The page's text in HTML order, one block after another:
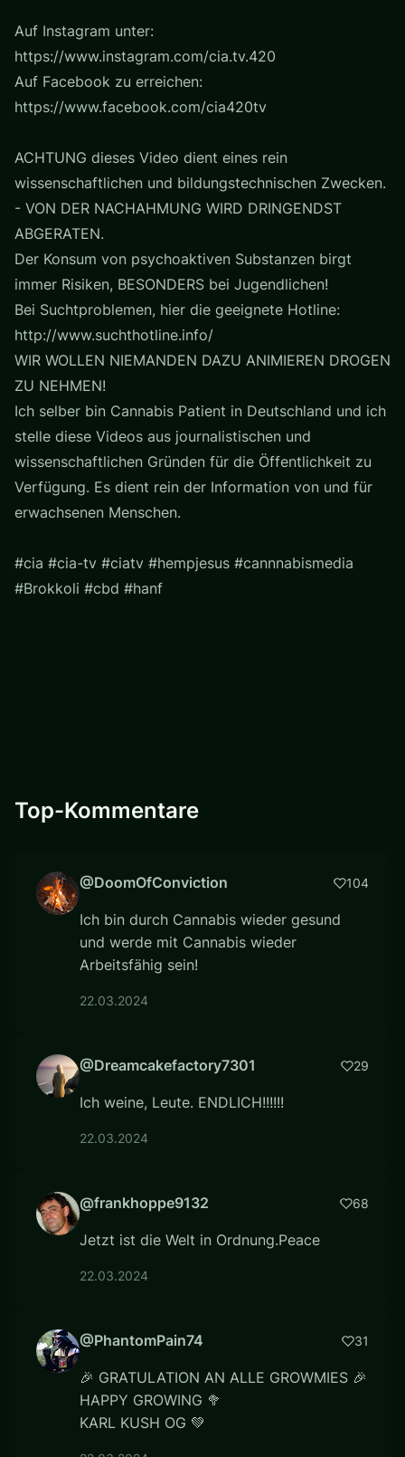
Auf Instagram unter:
https://www.instagram.com/cia.tv.420
Auf Facebook zu erreichen:
https://www.facebook.com/cia420tv
ACHTUNG dieses Video dient eines rein
wissenschaftlichen und bildungstechnischen Zwecken.
- VON DER NACHAHMUNG WIRD DRINGENDST
ABGERATEN.
Der Konsum von psychoaktiven Substanzen birgt
immer Risiken, BESONDERS bei Jugendlichen!
Bei Suchtproblemen, hier die geeignete Hotline:
http://www.suchthotline.info/
WIR WOLLEN NIEMANDEN DAZU ANIMIEREN DROGEN
ZU NEHMEN!
Ich selber bin Cannabis Patient in Deutschland und ich
stelle diese Videos aus journalistischen und
wissenschaftlichen Gründen für die Öffentlichkeit zu
Verfügung. Es dient rein der Information von und für
erwachsenen Menschen.
#cia #cia-tv #ciatv #hempjesus #cannnabismedia
#Brokkoli #cbd #hanf
Top-Kommentare
@DoomOfConviction 104
Ich bin durch Cannabis wieder gesund
und werde mit Cannabis wieder
Arbeitsfähig sein!
22.03.2024
@Dreamcakefactory7301 29
Ich weine, Leute. ENDLICH!!!!!!
22.03.2024
@frankhoppe9132 68
Jetzt ist die Welt in Ordnung.Peace
22.03.2024
@PhantomPain74 31
🎉 GRATULATION AN ALLE GROWMIES 🎉
HAPPY GROWING 🥦
KARL KUSH OG 💚